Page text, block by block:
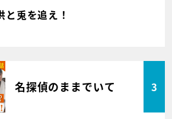
兎を追え！
名探偵のままでいて 3